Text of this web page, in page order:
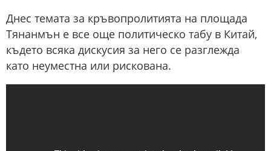
Днес темата за кръвопролитията на площада
Тянанмън е все още политическо табу в Китай,
където всяка дискусия за него се разглежда
като неуместна или рискована.